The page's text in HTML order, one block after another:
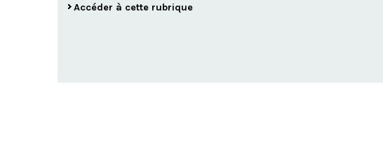
Accéder à cette rubrique